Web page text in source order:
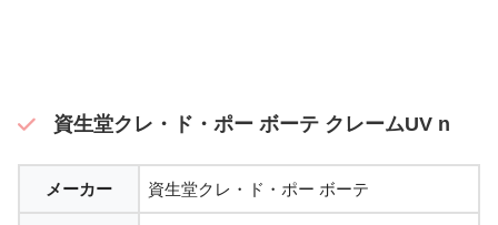
資生堂クレ・ド・ポー ボーテ クレームUV n
メーカー 資生堂クレ・ド・ポー ボーテ